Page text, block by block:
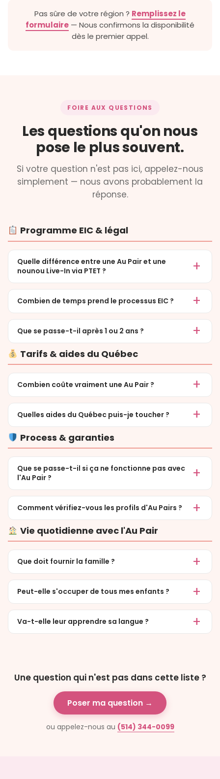
Pas sûre de votre région ? Remplissez le
formulaire — Nous confirmons la disponibilité
dès le premier appel.
FOIRE AUX QUESTIONS
Les questions qu'on nous
pose le plus souvent.
Si votre question n'est pas ici, appelez-nous
simplement — nous avons probablement la
réponse.
Programme EIC & légal
Quelle différence entre une Au Pair et une
nounou Live-In via PTET ?
Combien de temps prend le processus EIC ?
Que se passe-t-il après 1 ou 2 ans ?
Tarifs & aides du Québec
Combien coûte vraiment une Au Pair ?
Quelles aides du Québec puis-je toucher ?
Process & garanties
Que se passe-t-il si ça ne fonctionne pas avec
l'Au Pair ?
Comment vérifiez-vous les profils d'Au Pairs ?
Vie quotidienne avec l'Au Pair
Que doit fournir la famille ?
Peut-elle s'occuper de tous mes enfants ?
Va-t-elle leur apprendre sa langue ?
Une question qui n'est pas dans cette liste ?
Poser ma question →
ou appelez-nous au (514) 344-0099